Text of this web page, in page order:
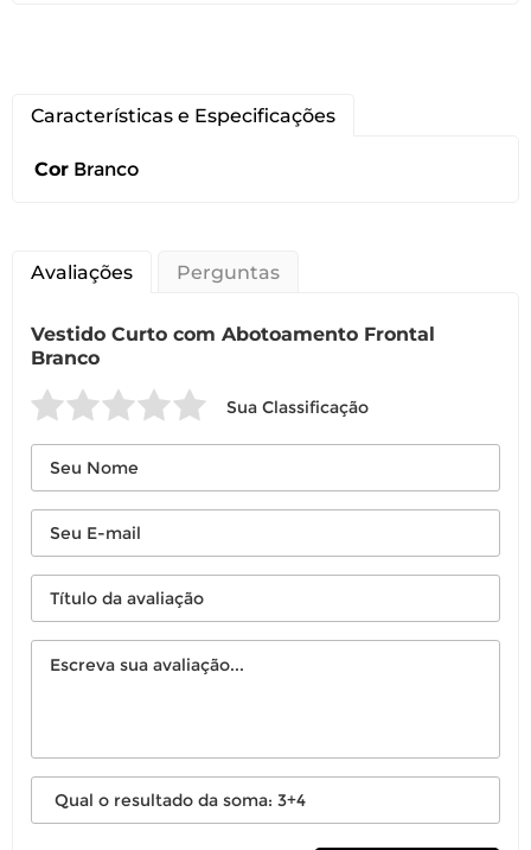
Você pode devolver este
produto gratuitamente.
recebimento do produto, para solicitar
devolução
Características e Especificações
Cor Branco
Avaliações Perguntas
Vestido Curto com Abotoamento Frontal
Branco
Sua Classificação